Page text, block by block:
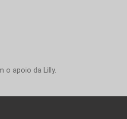
o apoio da Lilly.